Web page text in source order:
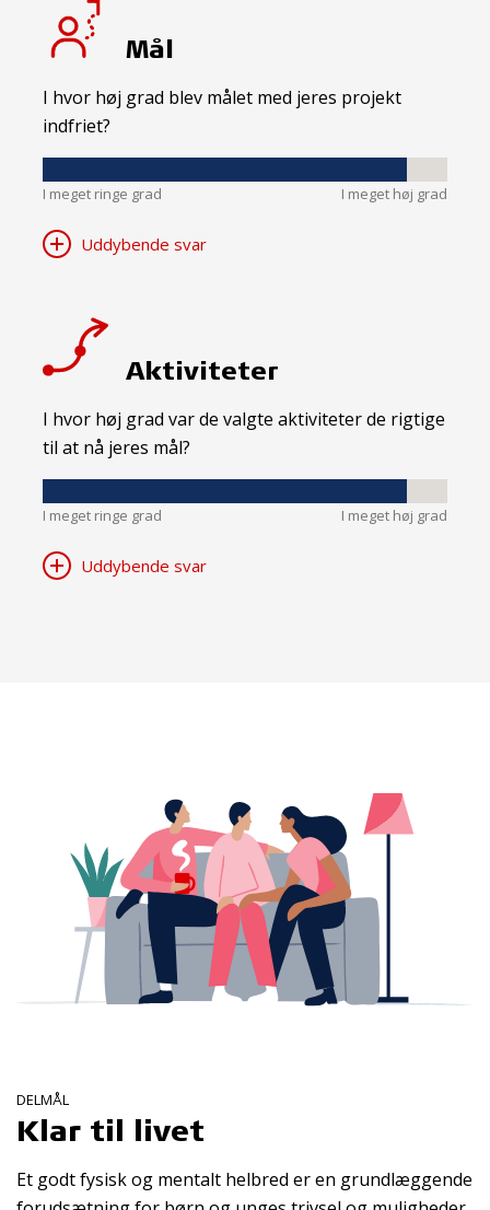
Mål
I hvor høj grad blev målet med jeres projekt
indfriet?
I meget ringe grad I meget høj grad
Uddybende svar
Aktiviteter
I hvor høj grad var de valgte aktiviteter de rigtige
til at nå jeres mål?
I meget ringe grad I meget høj grad
Uddybende svar
DELMÅL
Klar til livet
Et godt fysisk og mentalt helbred er en grundlæggende